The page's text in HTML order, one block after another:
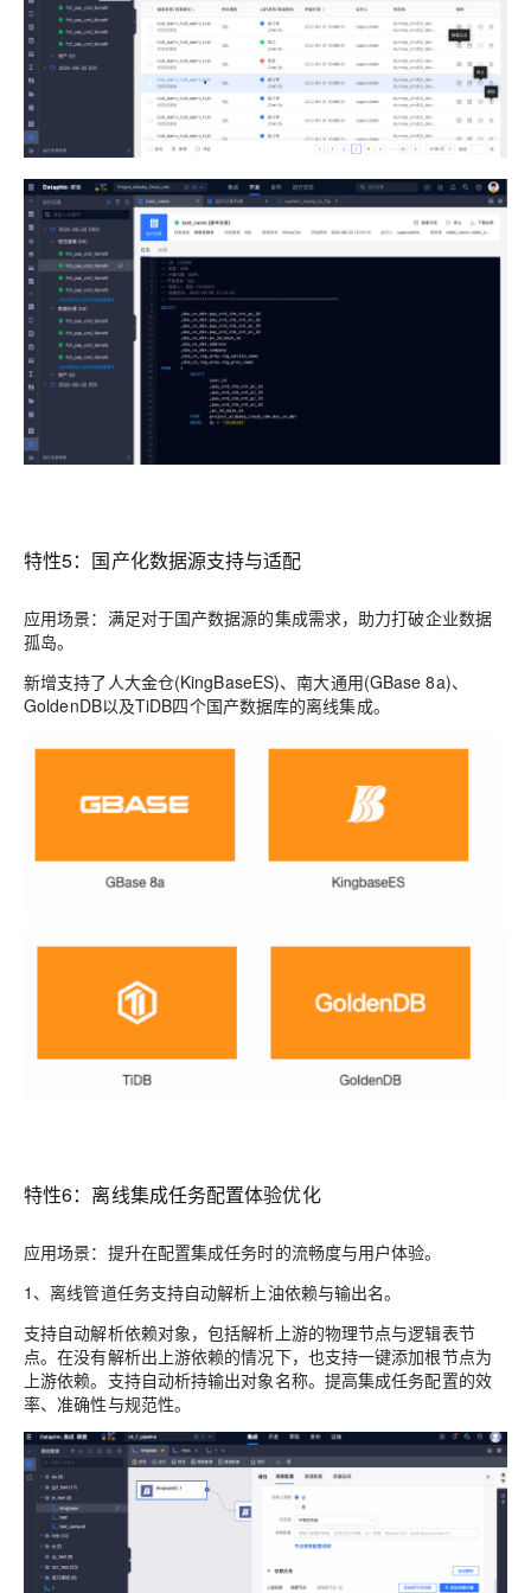
特性5：国产化数据源支持与适配
应用场景： 满足对于国产数据源的集成需求，助力打破企业数据
孤岛。
新增支持了 人大金仓(KingBaseES)、南大通用(GBase 8a)、
GoldenDB以及TiDB四个国产数据库的离线集成。
特性6：离线集成任务配置体验优化
应用场景：提升在配置集成任务时的流畅度与用户体验。
1、离线管道任务支持自动解析上油依赖与输出名。
支持自动解析依赖对象，包括解析上游的物理节点与逻辑表节
点。在没有解析出上游依赖的情况下，也支持一键添加根节点为
上游依赖。支持自动析持输出对象名称。提高集成任务配置的效
率、准确性与规范性。